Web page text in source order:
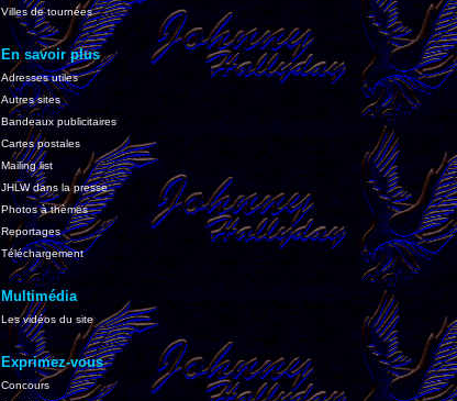
Villes de tournées
En savoir plus
Adresses utiles
Autres sites
Bandeaux publicitaires
Cartes postales
Mailing list
JHLW dans la presse
Photos à thèmes
Reportages
Téléchargement
Multimédia
Les vidéos du site
Exprimez-vous
Concours